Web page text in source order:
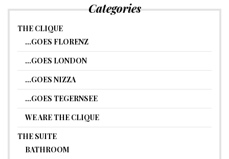
Categories
THE CLIQUE
…GOES FLORENZ
…GOES LONDON
…GOES NIZZA
…GOES TEGERNSEE
WE ARE THE CLIQUE
THE SUITE
BATHROOM